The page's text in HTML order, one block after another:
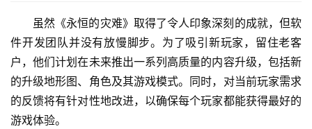
虽然《永恒的灾难》取得了令人印象深刻的成就，但软
件开发团队并没有放慢脚步。为了吸引新玩家，留住老客
户，他们计划在未来推出一系列高质量的内容升级，包括新
的升级地形图、角色及其游戏模式。同时，对当前玩家需求
的反馈将有针对性地改进，以确保每个玩家都能获得最好的
游戏体验。